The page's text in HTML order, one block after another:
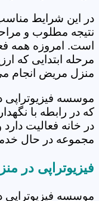
در این شرایط
نتیجه مطلوب و
است. امروزه همه
مرحله ابتدایی که
منزل مریض انجام
موسسه
که در رابطه با
در خانه فعالیت
مجموعه در حال
فیزیوتراپی در
موسسه